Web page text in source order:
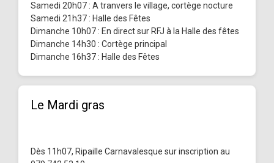
Samedi 20h07 : A tranvers le village, cortège nocture
Samedi 21h37 : Halle des Fêtes
Dimanche 10h07 : En direct sur RFJ à la Halle des fêtes
Dimanche 14h30 : Cortège principal
Dimanche 16h37 : Halle des Fêtes
Le Mardi gras
Dès 11h07, Ripaille Carnavalesque sur inscription au